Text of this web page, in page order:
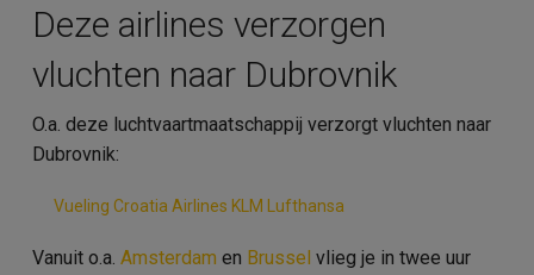
Deze airlines verzorgen
vluchten naar Dubrovnik
O.a. deze luchtvaartmaatschappij verzorgt vluchten naar
Dubrovnik:
Vueling Croatia Airlines KLM Lufthansa
Vanuit o.a. Amsterdam en Brussel vlieg je in twee uur